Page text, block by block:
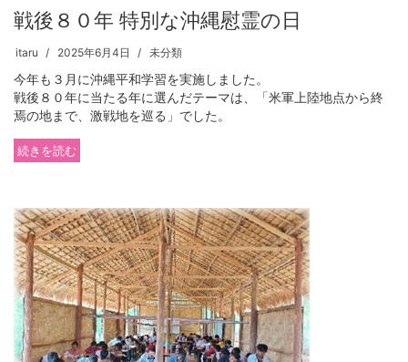
戦後８０年 特別な沖縄慰霊の日
itaru 2025年6月4日 未分類
今年も３月に沖縄平和学習を実施しました。
戦後８０年に当たる年に選んだテーマは、「米軍上陸地点から終
焉の地まで、激戦地を巡る」でした。
続きを読む